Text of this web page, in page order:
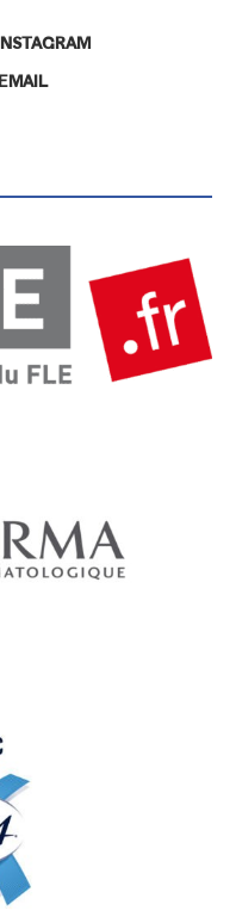
INSTAGRAM
EMAIL